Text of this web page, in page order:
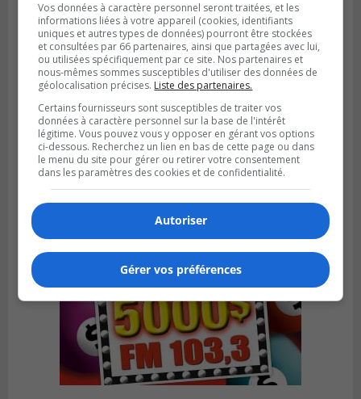
LONGUEUIL
Publié le 19 février 2024 à 13h33
Les organismes de Longueuil veulent
rencontrer la Ville
Vos données à caractère personnel seront traitées, et les
informations liées à votre appareil (cookies, identifiants
uniques et autres types de données) pourront être stockées
et consultées par 66 partenaires, ainsi que partagées avec lui,
ou utilisées spécifiquement par ce site. Nos partenaires et
nous-mêmes sommes susceptibles d'utiliser des données de
géolocalisation précises. Liste des partenaires.
Certains fournisseurs sont susceptibles de traiter vos
données à caractère personnel sur la base de l'intérêt
légitime. Vous pouvez vous y opposer en gérant vos options
ci-dessous. Recherchez un lien en bas de cette page ou dans
le menu du site pour gérer ou retirer votre consentement
dans les paramètres des cookies et de confidentialité.
Autoriser
Gérer vos préférences